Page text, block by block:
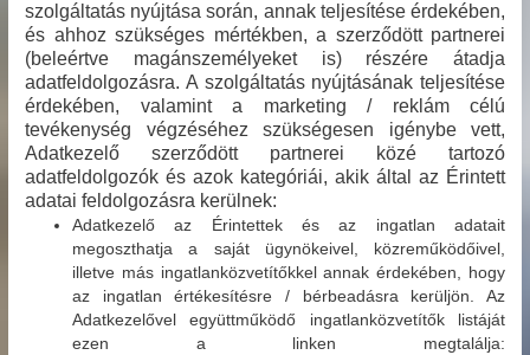
szolgáltatás nyújtása során, annak teljesítése érdekében,
és ahhoz szükséges mértékben, a szerződött partnerei
(beleértve magánszemélyeket is) részére átadja
adatfeldolgozásra. A szolgáltatás nyújtásának teljesítése
érdekében, valamint a marketing / reklám célú
tevékenység végzéséhez szükségesen igénybe vett,
Adatkezelő szerződött partnerei közé tartozó
adatfeldolgozók és azok kategóriái, akik által az Érintett
adatai feldolgozásra kerülnek:
Adatkezelő az Érintettek és az ingatlan adatait
megoszthatja a saját ügynökeivel, közreműködőivel,
illetve más ingatlanközvetítőkkel annak érdekében, hogy
az ingatlan értékesítésre / bérbeadásra kerüljön. Az
Adatkezelővel együttműködő ingatlanközvetítők listáját
ezen a linken megtalálja: